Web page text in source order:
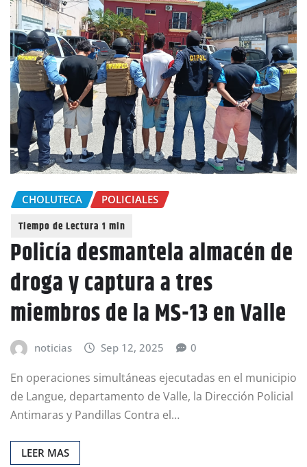
CHOLUTECA POLICIALES
Policía desmantela almacén de
droga y captura a tres
miembros de la MS-13 en Valle
noticias Sep 12, 2025 0
En operaciones simultáneas ejecutadas en el municipio
de Langue, departamento de Valle, la Dirección Policial
Antimaras y Pandillas Contra el…
LEER MAS